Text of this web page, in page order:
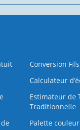
Conversion
Calculateur
Estimateur de
Traditionnelle
Palette